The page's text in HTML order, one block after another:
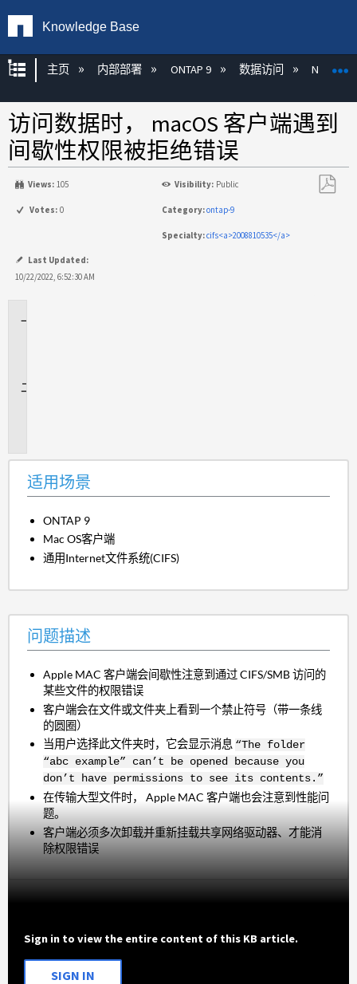
Knowledge Base
扩展/隐缩全局层次
主页 内部部署 ONTAP 9 数据访问 NAS
访问数据时， macOS 客户端遇到
间歇性权限被拒绝错误
Views: 105 Visibility: Public
Votes: 0 Category:ontap-9
Specialty:cifs<a>2008810535</a>
Last Updated:
10/22/2022, 6:52:30 AM
适用场景
ONTAP 9
Mac OS客户端
通用Internet文件系统(CIFS)
问题描述
Apple MAC 客户端会间歇性注意到通过 CIFS/SMB 访问的
某些文件的权限错误
客户端会在文件或文件夹上看到一个禁止符号（带一条线
的圆圈）
当用户选择此文件夹时，它会显示消息 “The folder
“abc example” can’t be opened because you
don’t have permissions to see its contents.”
在传输大型文件时， Apple MAC 客户端也会注意到性能问
题。
客户端必须多次卸载并重新挂载共享网络驱动器、才能消
除权限错误
Sign in to view the entire content of this KB article.
SIGN IN